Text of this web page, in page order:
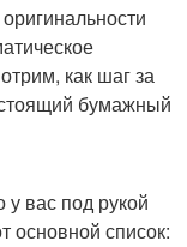
как шаг за
бумажный
вас под рукой
основной список: